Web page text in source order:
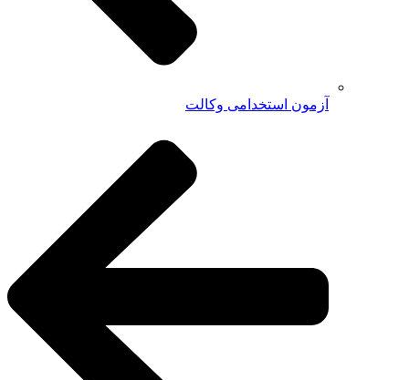
آزمون استخدامی وکالت